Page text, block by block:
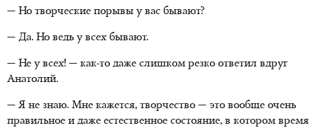
— Но творческие порывы у вас бывают?
— Да. Но ведь у всех бывают.
— Не у всех! — как-то даже слишком резко ответил вдруг
Анатолий.
— Я не знаю. Мне кажется, творчество — это вообще очень
правильное и даже естественное состояние, в котором время